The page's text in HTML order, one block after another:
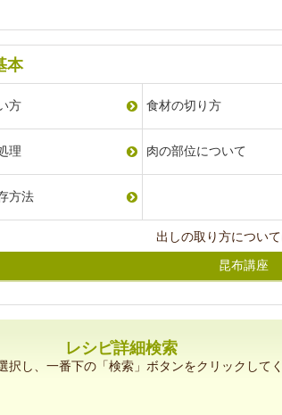
本
方 食材の切り方
理 肉の部位について
方法
出しの取り方につい
昆布講座
レシピ詳細検索
択し、一番下の「検索」ボタンをクリックしてく